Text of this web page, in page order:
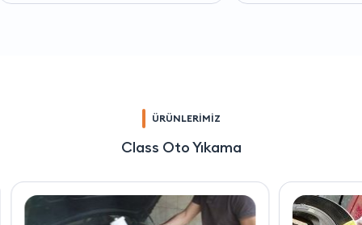
ÜRÜNLERİMİZ
Class Oto Yıkama